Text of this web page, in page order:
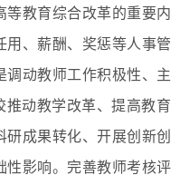
教育综合改革的重要内
用、薪酬、奖惩等人事管
调动教师工作积极性、主
推动教学改革、提高教育
成果转化、开展创新创
性影响。完善教师考核评